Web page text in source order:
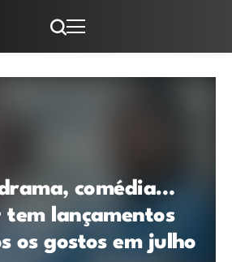
comédia…
tem lançamentos
os gostos em julho